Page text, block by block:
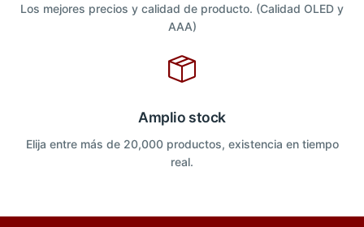
Los mejores precios y calidad de producto. (Calidad OLED y
AAA)
Amplio stock
Elija entre más de 20,000 productos, existencia en tiempo
real.